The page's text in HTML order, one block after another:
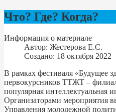
Что? Где? Когда?
Информация о материале
Автор: Жестерова Е.С.
Создано: 18 октября 2022
В рамках фестиваля «Будущее
первокурсников ТТЖТ –
популярная интеллектуальная
Организаторами мероприятия
Управления молодежной